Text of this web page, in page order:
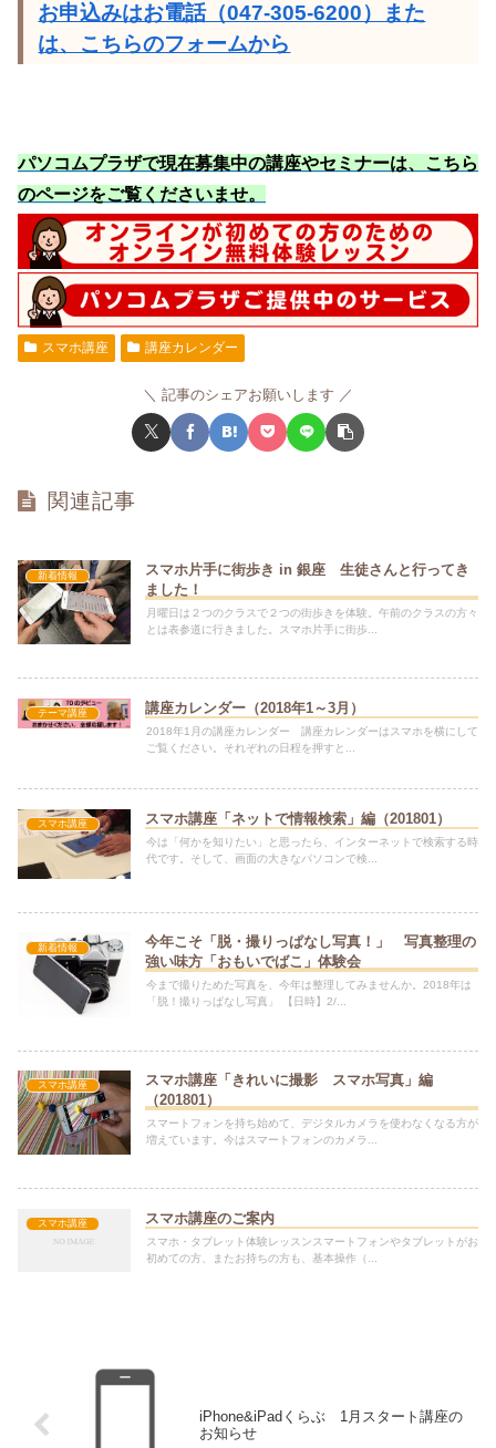
お申込みはお電話（047-305-6200）また
は、こちらのフォームから
パソコムプラザで現在募集中の講座やセミナーは、こちら
のページをご覧くださいませ。
スマホ講座 講座カレンダー
記事のシェアお願いします
関連記事
新着情報
スマホ片手に街歩き in 銀座 生徒さんと行ってき
ました！
月曜日は２つのクラスで２つの街歩きを体験。午前のクラスの方々
とは表参道に行きました。スマホ片手に街歩...
テーマ講座 講座カレンダー（2018年1～3月）
2018年1月の講座カレンダー 講座カレンダーはスマホを横にして
ご覧ください。それぞれの日程を押すと...
スマホ講座 スマホ講座「ネットで情報検索」編（201801）
今は「何かを知りたい」と思ったら、インターネットで検索する時
代です。そして、画面の大きなパソコンで検...
新着情報
今年こそ「脱・撮りっぱなし写真！」 写真整理の
強い味方「おもいでばこ」体験会
今まで撮りためた写真を、今年は整理してみませんか。2018年は
「脱！撮りっぱなし写真」 【日時】2/...
スマホ講座
スマホ講座「きれいに撮影 スマホ写真」編
（201801）
スマートフォンを持ち始めて、デジタルカメラを使わなくなる方が
増えています。今はスマートフォンのカメラ...
スマホ講座 スマホ講座のご案内
スマホ・タブレット体験レッスンスマートフォンやタブレットがお
初めての方、またお持ちの方も、基本操作（...
iPhone&iPadくらぶ 1月スタート講座の
お知らせ